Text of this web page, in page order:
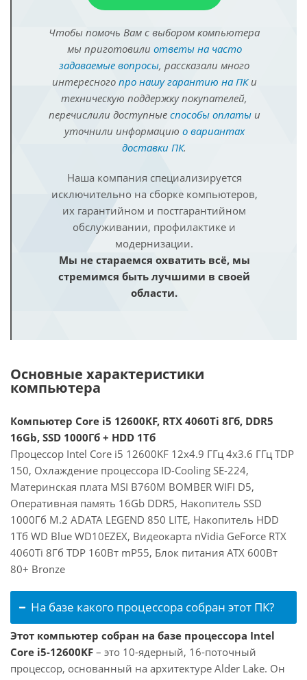
Чтобы помочь Вам с выбором компьютера
мы приготовили ответы на часто
задаваемые вопросы, рассказали много
интересного про нашу гарантию на ПКи
техническую поддержку покупателей,
перечислили доступные способы оплатыи
уточнили информацию о вариантах
доставки ПК.
Наша компания специализируется
исключительно на сборке компьютеров,
их гарантийном и постгарантийном
обслуживании, профилактике и
модернизации.
Мы не стараемся охватить всё, мы
стремимся быть лучшими в своей
области.
Основные характеристики
компьютера
Компьютер Core i5 12600KF, RTX 4060Ti 8Гб, DDR5
16Gb, SSD 1000Гб + HDD 1Тб
Процессор Intel Core i5 12600KF 12x4.9 ГГц 4x3.6 ГГц TDP
150, Охлаждение процессора ID-Cooling SE-224,
Материнская плата MSI B760M BOMBER WIFI D5,
Оперативная память 16Gb DDR5, Накопитель SSD
1000Гб M.2 ADATA LEGEND 850 LITE, Накопитель HDD
1Тб WD Blue WD10EZEX, Видеокарта nVidia GeForce RTX
4060Ti 8Гб TDP 160Вт mP55, Блок питания ATX 600Вт
80+ Bronze
На базе какого процессора собран этот ПК?
Этот компьютер собран на базе процессора Intel
Core i5-12600KF – это 10-ядерный, 16-поточный
процессор, основанный на архитектуре Alder Lake. Он